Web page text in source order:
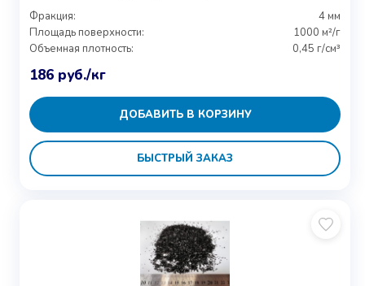
Фракция:
4 мм
Площадь поверхности:
1000 м²/г
Объемная плотность:
0,45 г/см³
186 руб./кг
ДОБАВИТЬ В КОРЗИНУ
БЫСТРЫЙ ЗАКАЗ